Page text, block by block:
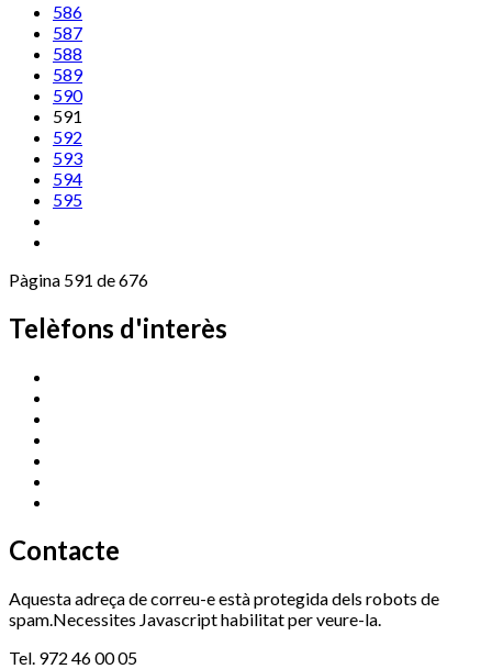
586
587
588
589
590
591
592
593
594
595
Pàgina 591 de 676
Telèfons d'interès
Contacte
Aquesta adreça de correu-e està protegida dels robots de
spam.Necessites Javascript habilitat per veure-la.
Tel. 972 46 00 05